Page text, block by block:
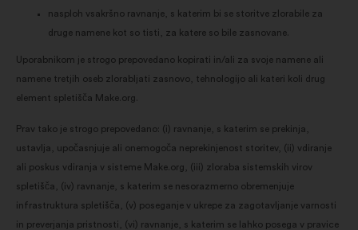
nasploh vsakršno ravnanje, s katerim bi se storitve zlorabile za
druge namene kot so tisti, za katere so bile zasnovane.
Uporabnikom je strogo prepovedano kopirati in/ali za svoje namene ali
namene tretjih oseb zlorabljati zasnovo, tehnologijo ali kateri koli drug
element spletišča Make.org.
Prav tako je strogo prepovedano: (i) ravnanje, s katerim se prekinja,
ustavlja, upočasnjuje ali onemogoča neprekinjenost storitev, (ii) vdiranje
ali poskus vdiranja v sisteme Make.org, (iii) zloraba sistemskih virov
spletišča, (iv) ravnanje, s katerim se nesorazmerno obremenjuje
infrastruktura spletišča, (v) poseganje v ukrepe za zagotavljanje varnosti
in preverjanja pristnosti, (vi) ravnanje, s katerim se lahko posega v pravice